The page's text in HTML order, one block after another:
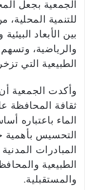
الجمعية بجعل
للتنمية
بين الأبعاد
والرياضية،
الطبيعية التي
وأكدت الجمعية
ثقافة المحافظة
الماء باعتباره
التحسيس بأهمية
المبادرات
الطبيعية
والمستقبلية.